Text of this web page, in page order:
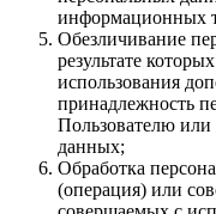
информационных
Обезличивание
результате
использования
принадлежность
Пользователю
данных;
Обработка
(операция) или